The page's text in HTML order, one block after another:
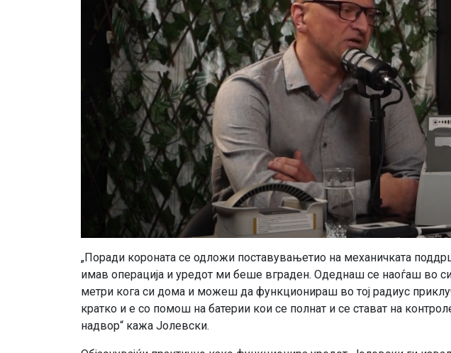
„Поради короната се одложи поставувањетио на механичката
имав операција и уредот ми беше вграден. Одеднаш се наоѓаш во
метри кога си дома и можеш да функционираш во тој радиус
кратко и е со помош на батерии кои се полнат и се стават на
надвор“ кажа Јолевски.